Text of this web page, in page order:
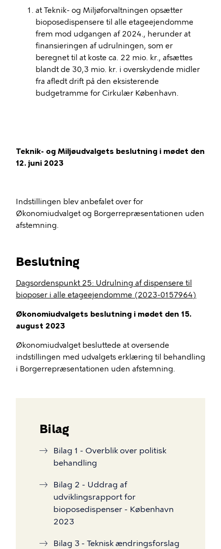
at Teknik- og Miljøforvaltningen opsætter
bioposedispensere til alle etageejendomme
frem mod udgangen af 2024., herunder at
finansieringen af udrulningen, som er
beregnet til at koste ca. 22 mio. kr., afsættes
blandt de 30,3 mio. kr. i overskydende midler
fra afledt drift på den eksisterende
budgetramme for Cirkulær København.
Teknik- og Miljøudvalgets beslutning i mødet den
12. juni 2023
Indstillingen blev anbefalet over for
Økonomiudvalget og Borgerrepræsentationen uden
afstemning.
Beslutning
Dagsordenspunkt 25: Udrulning af dispensere til
bioposer i alle etageejendomme (2023-0157964)
Økonomiudvalgets beslutning i mødet den 15.
august 2023
Økonomiudvalget besluttede at oversende
indstillingen med udvalgets erklæring til behandling
i Borgerrepræsentationen uden afstemning.
Bilag
Bilag 1 - Overblik over politisk
behandling
Bilag 2 - Uddrag af
udviklingsrapport for
bioposedispenser - København
2023
Bilag 3 - Teknisk ændringsforslag